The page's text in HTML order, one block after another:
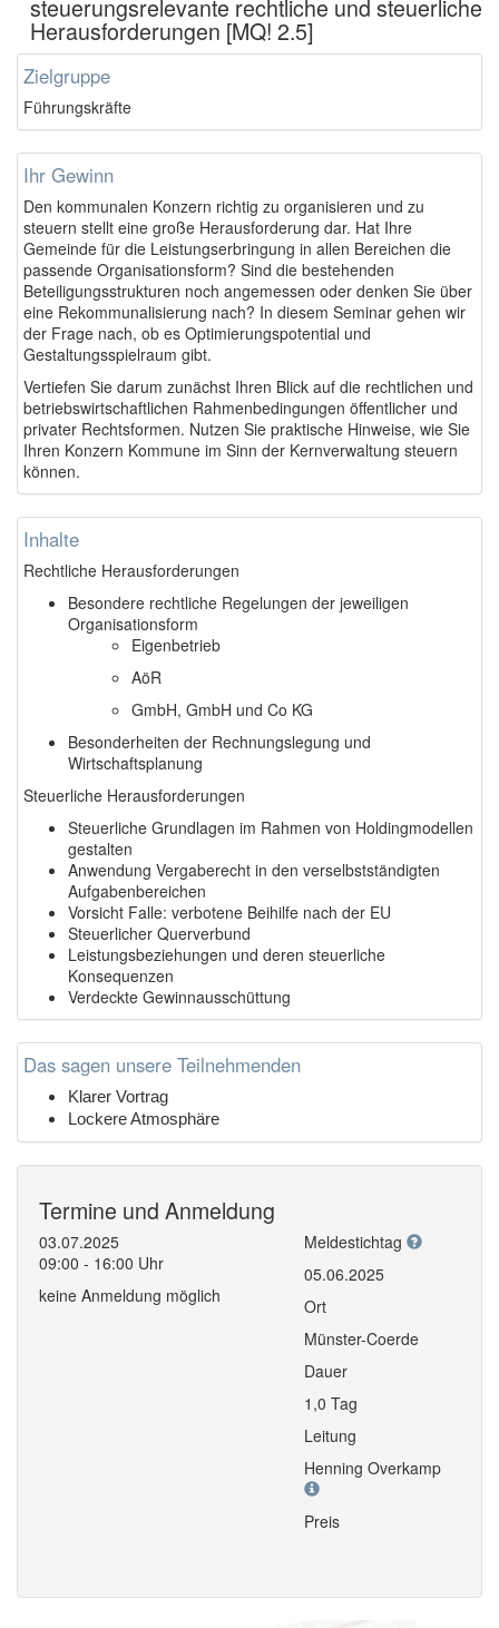
steuerungsrelevante rechtliche und steuerliche
Herausforderungen [MQ! 2.5]
Zielgruppe
Führungskräfte
Ihr Gewinn
Den kommunalen Konzern richtig zu organisieren und zu
steuern stellt eine große Herausforderung dar. Hat Ihre
Gemeinde für die Leistungserbringung in allen Bereichen die
passende Organisationsform? Sind die bestehenden
Beteiligungsstrukturen noch angemessen oder denken Sie über
eine Rekommunalisierung nach? In diesem Seminar gehen wir
der Frage nach, ob es Optimierungspotential und
Gestaltungsspielraum gibt.
Vertiefen Sie darum zunächst Ihren Blick auf die rechtlichen und
betriebswirtschaftlichen Rahmenbedingungen öffentlicher und
privater Rechtsformen. Nutzen Sie praktische Hinweise, wie Sie
Ihren Konzern Kommune im Sinn der Kernverwaltung steuern
können.
Inhalte
Rechtliche Herausforderungen
Besondere rechtliche Regelungen der jeweiligen
Organisationsform
Eigenbetrieb
AöR
GmbH, GmbH und Co KG
Besonderheiten der Rechnungslegung und
Wirtschaftsplanung
Steuerliche Herausforderungen
Steuerliche Grundlagen im Rahmen von Holdingmodellen
gestalten
Anwendung Vergaberecht in den verselbstständigten
Aufgabenbereichen
Vorsicht Falle: verbotene Beihilfe nach der EU
Steuerlicher Querverbund
Leistungsbeziehungen und deren steuerliche
Konsequenzen
Verdeckte Gewinnausschüttung
Das sagen unsere Teilnehmenden
Klarer Vortrag
Lockere Atmosphäre
Termine und Anmeldung
03.07.2025
09:00 - 16:00 Uhr
keine Anmeldung möglich
Meldestichtag
05.06.2025
Ort
Münster-Coerde
Dauer
1,0 Tag
Leitung
Henning Overkamp
Preis